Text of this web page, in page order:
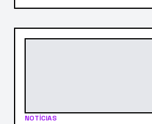
realmente está dando o que
peso* escalado […]
NOTÍCIAS